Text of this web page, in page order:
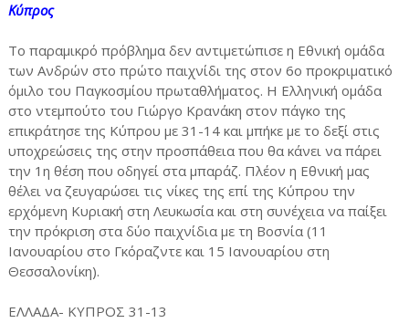
Κύπρος
Το παραμικρό πρόβλημα δεν αντιμετώπισε η Εθνική ομάδα
των Ανδρών στο πρώτο παιχνίδι της στον 6ο προκριματικό
όμιλο του Παγκοσμίου πρωταθλήματος. Η Ελληνική ομάδα
στο ντεμπούτο του Γιώργο Κρανάκη στον πάγκο της
επικράτησε της Κύπρου με 31-14 και μπήκε με το δεξί στις
υποχρεώσεις της στην προσπάθεια που θα κάνει να πάρει
την 1η θέση που οδηγεί στα μπαράζ. Πλέον η Εθνική μας
θέλει να ζευγαρώσει τις νίκες της επί της Κύπρου την
ερχόμενη Κυριακή στη Λευκωσία και στη συνέχεια να παίξει
την πρόκριση στα δύο παιχνίδια με τη Βοσνία (11
Ιανουαρίου στο Γκόραζντε και 15 Ιανουαρίου στη
Θεσσαλονίκη).
ΕΛΛΑΔΑ- ΚΥΠΡΟΣ 31-13